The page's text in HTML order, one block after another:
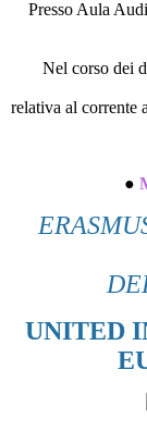
Presso Aula
Nel corso dei
relativa al corrente
●
UNITED